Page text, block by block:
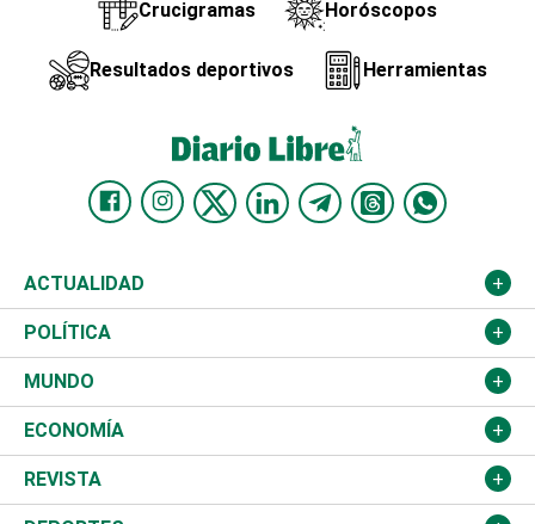
Crucigramas Horóscopos
Resultados deportivos Herramientas
ACTUALIDAD
Nacional
Ciudad
Educación
Salud
POLÍTICA
Partidos
JCE
TSE
MUNDO
Estados Unidos
América Latina
ECONOMÍA
Finanzas
REVISTA